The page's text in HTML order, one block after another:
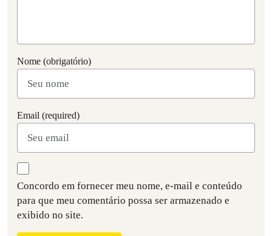
Nome (obrigatório)
Email (required)
Concordo em fornecer meu nome, e-mail e conteúdo
para que meu comentário possa ser armazenado e
exibido no site.